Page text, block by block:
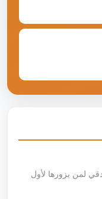
لمن يزورها لأول